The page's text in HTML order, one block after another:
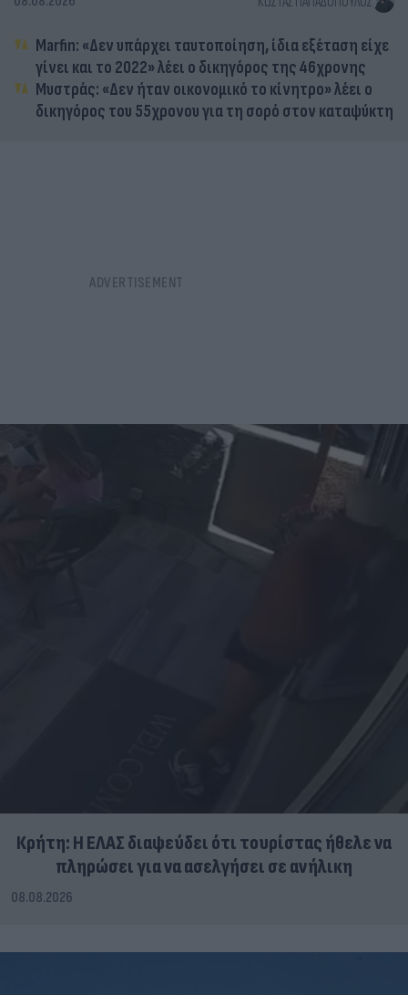
Marfin: «Δεν υπάρχει ταυτοποίηση, ίδια εξέταση είχε
γίνει και το 2022» λέει ο δικηγόρος της 46χρονης
Μυστράς: «Δεν ήταν οικονομικό το κίνητρο» λέει ο
δικηγόρος του 55χρονου για τη σορό στον καταψύκτη
Κρήτη: Η ΕΛΑΣ διαψεύδει ότι τουρίστας ήθελε να
πληρώσει για να ασελγήσει σε ανήλικη
08.08.2026